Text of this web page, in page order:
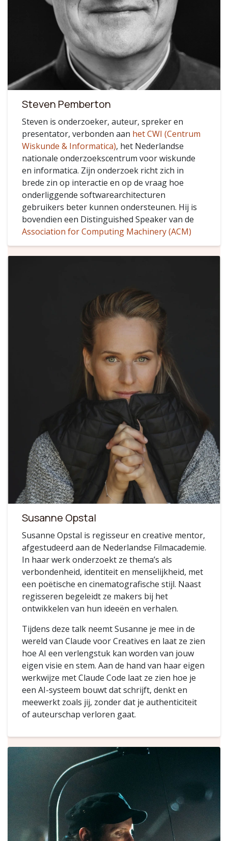
Steven Pemberton
Steven is onderzoeker, auteur, spreker en
presentator, verbonden aan het CWI (Centrum
Wiskunde & Informatica), het Nederlandse
nationale onderzoekscentrum voor wiskunde
en informatica. Zijn onderzoek richt zich in
brede zin op interactie en op de vraag hoe
onderliggende softwarearchitecturen
gebruikers beter kunnen ondersteunen. Hij is
bovendien een Distinguished Speaker van de
Association for Computing Machinery (ACM)
Susanne Opstal
Susanne Opstal is regisseur en creative mentor,
afgestudeerd aan de Nederlandse Filmacademie.
In haar werk onderzoekt ze thema’s als
verbondenheid, identiteit en menselijkheid, met
een poëtische en cinematografische stijl. Naast
regisseren begeleidt ze makers bij het
ontwikkelen van hun ideeën en verhalen.
Tijdens deze talk neemt Susanne je mee in de
wereld van Claude voor Creatives en laat ze zien
hoe AI een verlengstuk kan worden van jouw
eigen visie en stem. Aan de hand van haar eigen
werkwijze met Claude Code laat ze zien hoe je
een AI-systeem bouwt dat schrijft, denkt en
meewerkt zoals jij, zonder dat je authenticiteit
of auteurschap verloren gaat.